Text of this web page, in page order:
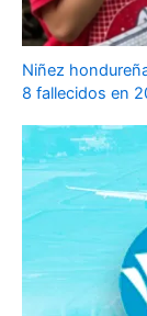
Niñez
8 fallecidos en